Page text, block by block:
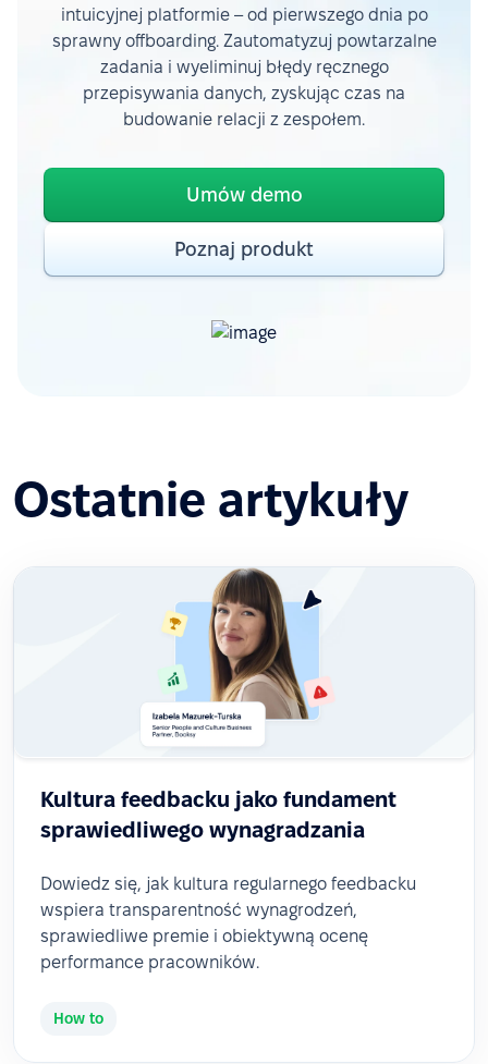
intuicyjnej platformie – od pierwszego dnia po
sprawny offboarding. Zautomatyzuj powtarzalne
zadania i wyeliminuj błędy ręcznego
przepisywania danych, zyskując czas na
budowanie relacji z zespołem.
Umów demo
Poznaj produkt
Ostatnie artykuły
Kultura feedbacku jako fundament
sprawiedliwego wynagradzania
Dowiedz się, jak kultura regularnego feedbacku
wspiera transparentność wynagrodzeń,
sprawiedliwe premie i obiektywną ocenę
performance pracowników.
How to